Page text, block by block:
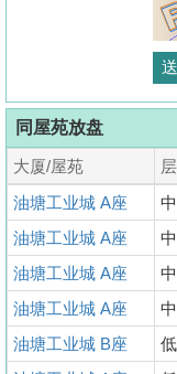
同屋苑放盘
大厦/屋苑
油塘工业城 A座
油塘工业城 A座
油塘工业城 A座
油塘工业城 A座
油塘工业城 B座